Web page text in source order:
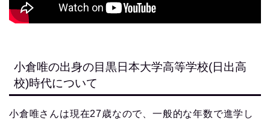
小倉唯の出身の目黒日本大学高等学校(日出高
校)時代について
小倉唯さんは現在27歳なので、一般的な年数で進学し